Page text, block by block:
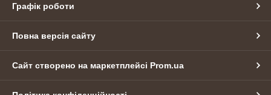
Графік роботи
Повна версія сайту
Сайт створено на маркетплейсі Prom.ua